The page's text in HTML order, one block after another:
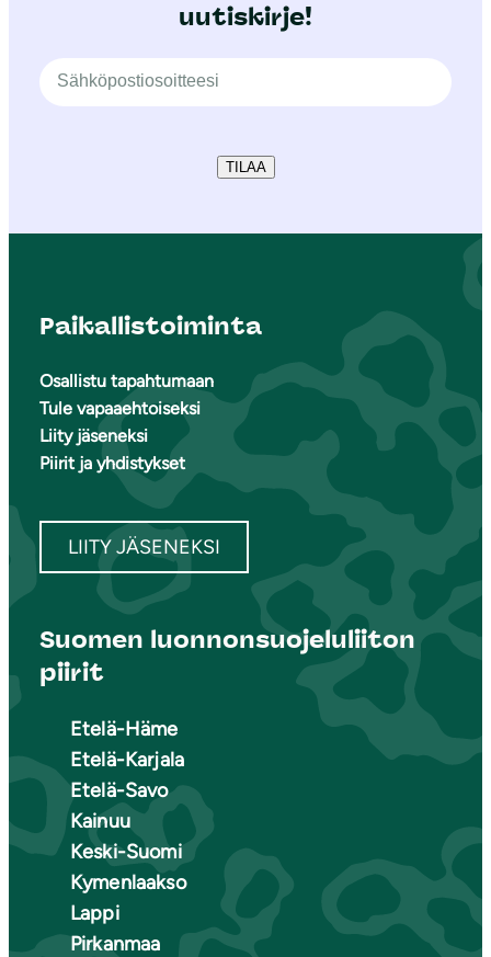
uutiskirje!
TILAA
Paikallistoiminta
Osallistu tapahtumaan
Tule vapaaehtoiseksi
Liity jäseneksi
Piirit ja yhdistykset
LIITY JÄSENEKSI
Suomen luonnonsuojeluliiton
piirit
Etelä-Häme
Etelä-Karjala
Etelä-Savo
Kainuu
Keski-Suomi
Kymenlaakso
Lappi
Pirkanmaa